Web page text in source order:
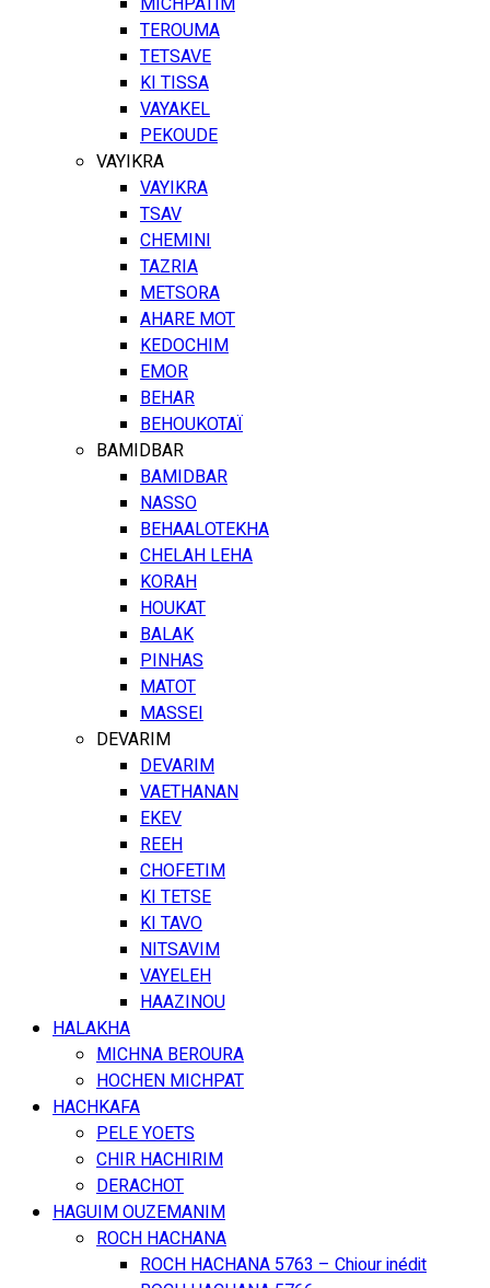
TEROUMA
TETSAVE
KI TISSA
VAYAKEL
PEKOUDE
VAYIKRA
VAYIKRA
TSAV
CHEMINI
TAZRIA
METSORA
AHARE MOT
KEDOCHIM
EMOR
BEHAR
BEHOUKOTAÏ
BAMIDBAR
BAMIDBAR
NASSO
BEHAALOTEKHA
CHELAH LEHA
KORAH
HOUKAT
BALAK
PINHAS
MATOT
MASSEI
DEVARIM
DEVARIM
VAETHANAN
EKEV
REEH
CHOFETIM
KI TETSE
KI TAVO
NITSAVIM
VAYELEH
HAAZINOU
HALAKHA
MICHNA BEROURA
HOCHEN MICHPAT
HACHKAFA
PELE YOETS
CHIR HACHIRIM
DERACHOT
HAGUIM OUZEMANIM
ROCH HACHANA
ROCH HACHANA 5763 – Chiour inédit